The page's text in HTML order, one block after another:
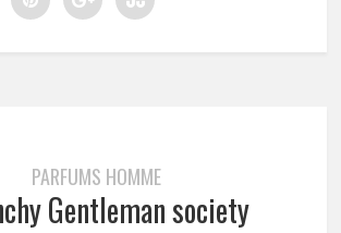
PARFUMS HOMME
Gentleman society